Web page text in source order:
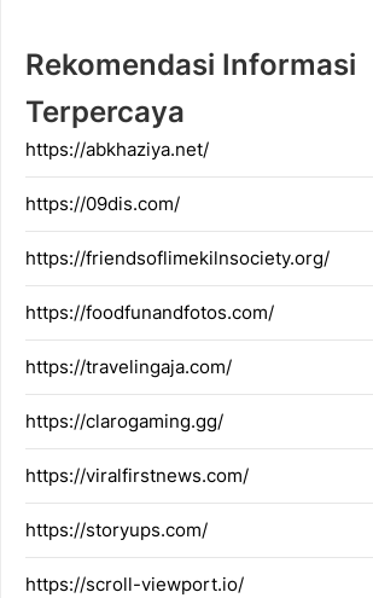
Rekomendasi Informasi
Terpercaya
https://abkhaziya.net/
https://09dis.com/
https://friendsoflimekilnsociety.org/
https://foodfunandfotos.com/
https://travelingaja.com/
https://clarogaming.gg/
https://viralfirstnews.com/
https://storyups.com/
https://scroll-viewport.io/